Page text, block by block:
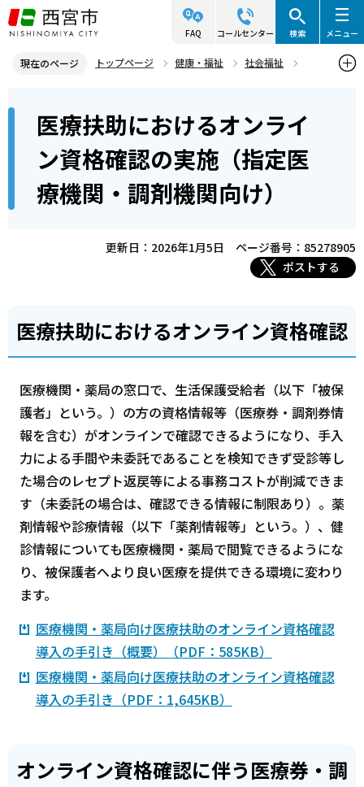
こ
の
ジ
す
FAQ コールセンター 検索 メニュー
現在のページ トップページ 健康・福祉
社会福祉
医療扶助におけるオンライン資格確認の実施（指定医療機関・調剤機
関向け）
ら
医療扶助におけるオンライ
ン資格確認の実施（指定医
療機関・調剤機関向け）
更新日：2026年1月5日
ページ番号：85278905
ポストする
医療扶助におけるオンライン資格確認
医療機関・薬局の窓口で、生活保護受給者（以下「被保
護者」という。）の方の資格情報等（医療券・調剤券情
報を含む）がオンラインで確認できるようになり、手入
力による手間や未委託であることを検知できず受診等し
た場合のレセプト返戻等による事務コストが削減できま
す（未委託の場合は、確認できる情報に制限あり）。薬
剤情報や診療情報（以下「薬剤情報等」という。）、健
診情報についても医療機関・薬局で閲覧できるようにな
り、被保護者へより良い医療を提供できる環境に変わり
ます。
医療機関・薬局向け医療扶助のオンライン資格確認
導入の手引き（概要）（PDF：585KB）
医療機関・薬局向け医療扶助のオンライン資格確認
導入の手引き（PDF：1,645KB）
オンライン資格確認に伴う医療券・調